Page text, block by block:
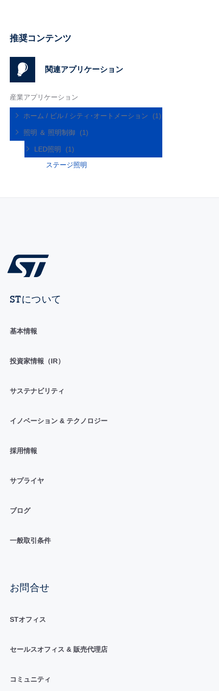
推奨コンテンツ
関連アプリケーション
産業アプリケーション
ホーム / ビル / シティ･オートメーション (1)
照明 ＆ 照明制御 (1)
LED照明
(1)
ステージ照明
STについて
基本情報
投資家情報（IR）
サステナビリティ
イノベーション & テクノロジー
採用情報
サプライヤ
ブログ
一般取引条件
お問合せ
STオフィス
セールスオフィス & 販売代理店
コミュニティ